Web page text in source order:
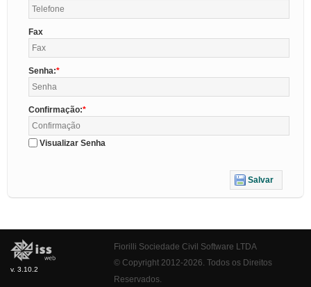
Fax
Senha:
Confirmação:
Visualizar Senha
Salvar
v. 3.10.2
Fiorilli Sociedade Civil Software LTDA
© Copyright 2012-2026. Todos os Direitos
Reservados.